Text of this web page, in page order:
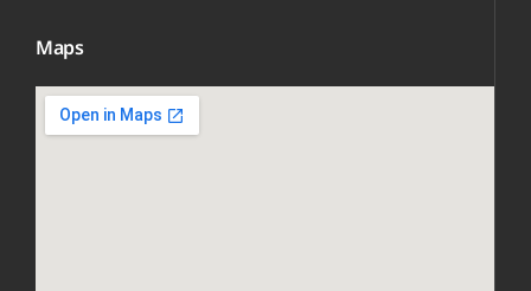
Maps